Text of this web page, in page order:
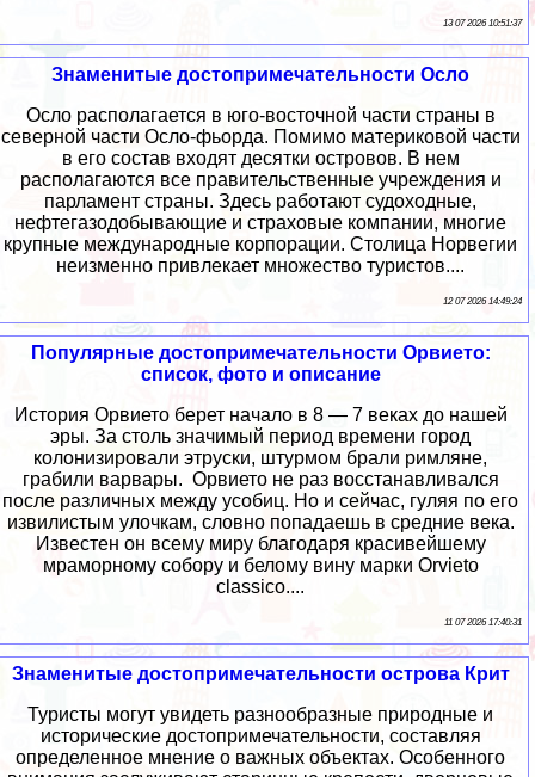
13 07 2026 10:51:37
Знаменитые достопримечательности Осло
Осло располагается в юго-восточной части страны в
северной части Осло-фьорда. Помимо материковой части
в его состав входят десятки островов. В нем
располагаются все правительственные учреждения и
парламент страны. Здесь работают судоходные,
нефтегазодобывающие и страховые компании, многие
крупные международные корпорации. Столица Норвегии
неизменно привлекает множество туристов....
12 07 2026 14:49:24
Популярные достопримечательности Орвието:
список, фото и описание
История Орвието берет начало в 8 — 7 веках до нашей
эры. За столь значимый период времени город
колонизировали этруски, штурмом брали римляне,
грабили варвары. Орвието не раз восстанавливался
после различных между усобиц. Но и сейчас, гуляя по его
извилистым улочкам, словно попадаешь в средние века.
Известен он всему миру благодаря красивейшему
мраморному собору и белому вину марки Orvieto
classico....
11 07 2026 17:40:31
Знаменитые достопримечательности острова Крит
Туристы могут увидеть разнообразные природные и
исторические достопримечательности, составляя
определенное мнение о важных объектах. Особенного